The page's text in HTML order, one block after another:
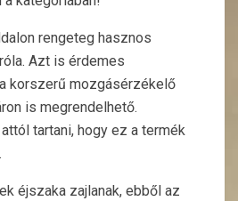
rengeteg hasznos
Azt is érdemes
korszerű mozgásérzékelő
is megrendelhető.
tartani, hogy ez a termék
éjszaka zajlanak, ebből az